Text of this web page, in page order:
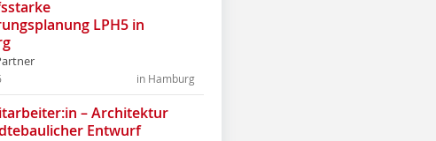
LPH5 in
in Hamburg
– Architektur
Entwurf